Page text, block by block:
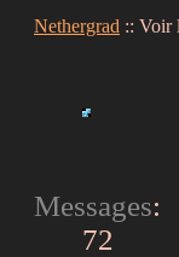
Nethergrad :: Voir
Messages:
72